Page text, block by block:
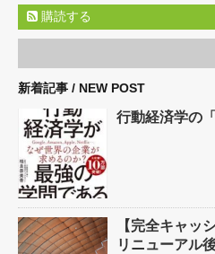
購読する
新着記事 / NEW POST
行動経済学の「
【完全キャッ
リニューアル